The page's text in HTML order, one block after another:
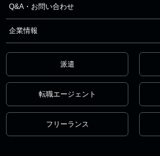
Q&A・お問い合わせ
企業情報
派遣
転職エージェント
フリーランス